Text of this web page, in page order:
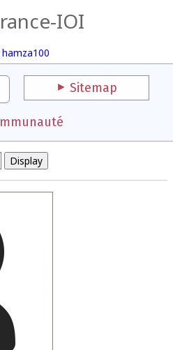
IOI
Sitemap